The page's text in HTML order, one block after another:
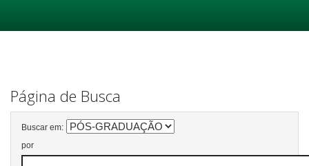
Página de Busca
Buscar em:
por